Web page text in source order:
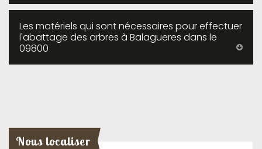
Les matériels qui sont nécessaires pour effectuer
l'abattage des arbres à Balagueres dans le
09800
Nous localiser